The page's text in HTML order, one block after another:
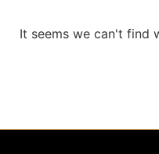
It seems we can't find